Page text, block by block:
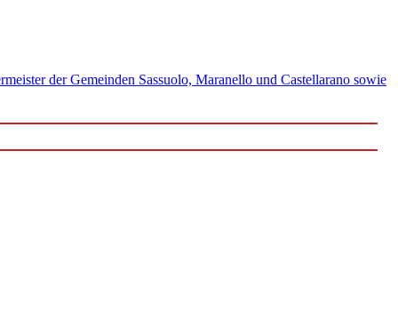
der Gemeinden Sassuolo, Maranello und Castellarano sowie